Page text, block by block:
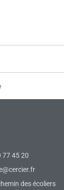
77 45 20
des écoliers